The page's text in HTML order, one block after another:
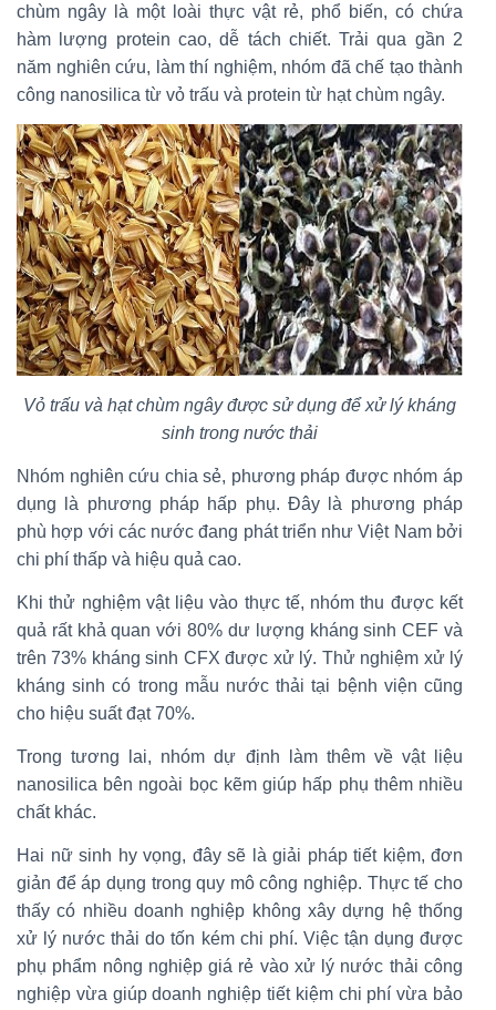
chùm ngây là một loài thực vật rẻ, phổ biến, có chứa
hàm lượng protein cao, dễ tách chiết. Trải qua gần 2
năm nghiên cứu, làm thí nghiệm, nhóm đã chế tạo thành
công nanosilica từ vỏ trấu và protein từ hạt chùm ngây.
Vỏ trấu và hạt chùm ngây được sử dụng để xử lý kháng
sinh trong nước thải
Nhóm nghiên cứu chia sẻ, phương pháp được nhóm áp
dụng là phương pháp hấp phụ. Đây là phương pháp
phù hợp với các nước đang phát triển như Việt Nam bởi
chi phí thấp và hiệu quả cao.
Khi thử nghiệm vật liệu vào thực tế, nhóm thu được kết
quả rất khả quan với 80% dư lượng kháng sinh CEF và
trên 73% kháng sinh CFX được xử lý. Thử nghiệm xử lý
kháng sinh có trong mẫu nước thải tại bệnh viện cũng
cho hiệu suất đạt 70%.
Trong tương lai, nhóm dự định làm thêm về vật liệu
nanosilica bên ngoài bọc kẽm giúp hấp phụ thêm nhiều
chất khác.
Hai nữ sinh hy vọng, đây sẽ là giải pháp tiết kiệm, đơn
giản để áp dụng trong quy mô công nghiệp. Thực tế cho
thấy có nhiều doanh nghiệp không xây dựng hệ thống
xử lý nước thải do tốn kém chi phí. Việc tận dụng được
phụ phẩm nông nghiệp giá rẻ vào xử lý nước thải công
nghiệp vừa giúp doanh nghiệp tiết kiệm chi phí vừa bảo